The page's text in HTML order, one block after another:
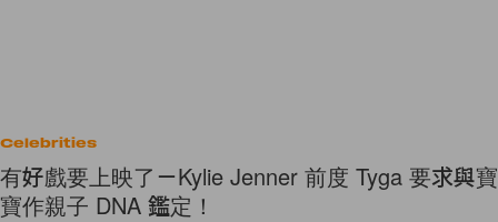
Celebrities
有好戲要上映了－Kylie Jenner 前度 Tyga 要求與寶
寶作親子 DNA 鑑定！